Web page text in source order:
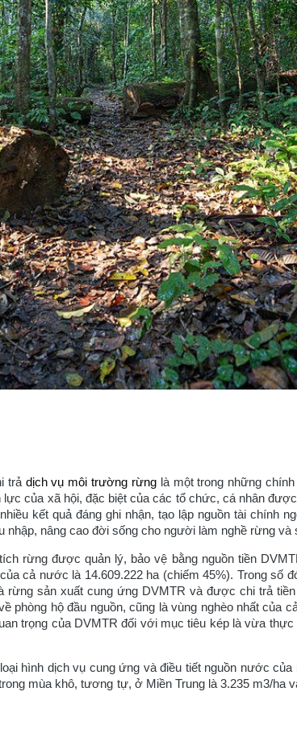
trả dịch vụ môi trường rừnglà một trong những
của xã hội, đặc biệt của các tổ chức, cá nhân
kết quả đáng ghi nhận, tạo lập nguồn tài chính
nhập, nâng cao đời sống cho người làm nghề rừng
rừng được quản lý, bảo vệ bằng nguồn tiền
cả nước là 14.609.222 ha (chiếm 45%). Trong
rừng sản xuất cung ứng DVMTR và được chi trả
phòng hộ đầu nguồn, cũng là vùng nghèo nhất
trọng của DVMTR đối với mục tiêu kép là vừa
hình dịch vụ cung ứng và điều tiết nguồn nước
mùa khô, tương tự, ở Miền Trung là 3.235 m3/ha